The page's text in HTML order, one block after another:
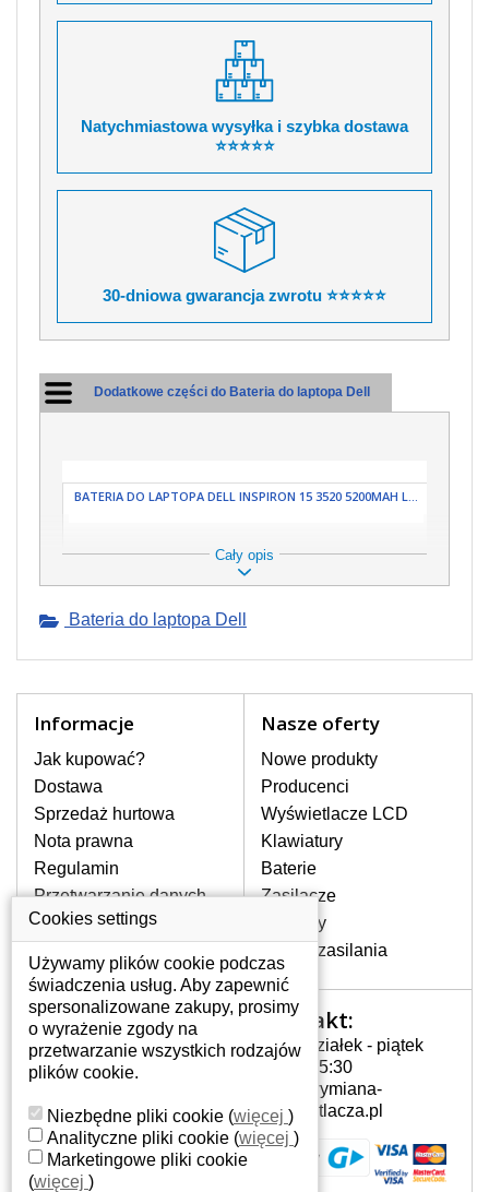
Natychmiastowa wysyłka i szybka dostawa
⭐⭐⭐⭐⭐
30-dniowa gwarancja zwrotu ⭐⭐⭐⭐⭐
Dodatkowe części do Bateria do laptopa Dell
BATERIA DO LAPTOPA DELL INSPIRON 15 3520 5200MAH L...
W magazynie, natychmiast do wysyłki
197 złz VAT
DO KOSZYKA Dowiedz się więcej
BATERIA DO LAPTOPA DELL INSPIRON 1564 5200MAH LI-I...
Cały opis
Bateria do laptopa Dell
Informacje
Jak kupować?
Dostawa
Sprzedaż hurtowa
Nota prawna
Regulamin
Przetwarzanie danych
osobowych
Gdzie nas znajdziesz
Nasze oferty
Nowe produkty
Producenci
Wyświetlacze LCD
Klawiatury
Baterie
Zasilacze
Zawiasy
Złącza zasilania
Twoje konto
Twoje konto
Dane osobowe
Adresy
Historia zamówień
Kontakt:
Poniedziałek - piątek
7:00 - 15:30
info@wymiana-
wyswietlacza.pl
Cookies settings
Używamy plików cookie podczas
świadczenia usług. Aby zapewnić
spersonalizowane zakupy, prosimy
o wyrażenie zgody na
przetwarzanie wszystkich rodzajów
plików cookie.
Niezbędne pliki cookie (więcej )
Analityczne pliki cookie (więcej )
Marketingowe pliki cookie
(więcej )